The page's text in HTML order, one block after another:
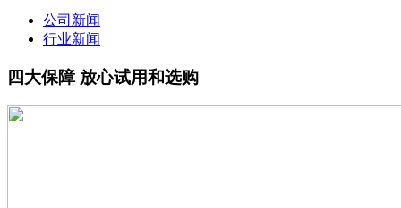
公司新闻
行业新闻
四大保障 放心试用和选购